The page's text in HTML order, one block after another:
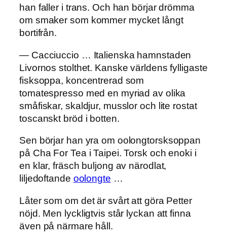
han faller i trans. Och han börjar drömma
om smaker som kommer mycket långt
bortifrån.
— Cacciuccio … Italienska hamnstaden
Livornos stolthet. Kanske världens fylligaste
fisksoppa, koncentrerad som
tomatespresso med en myriad av olika
småfiskar, skaldjur, musslor och lite rostat
toscanskt bröd i botten.
Sen börjar han yra om oolongtorsksoppan
på Cha For Tea i Taipei. Torsk och enoki i
en klar, fräsch buljong av närodlat,
liljedoftande oolongte …
Låter som om det är svårt att göra Petter
nöjd. Men lyckligtvis står lyckan att finna
även på närmare håll.